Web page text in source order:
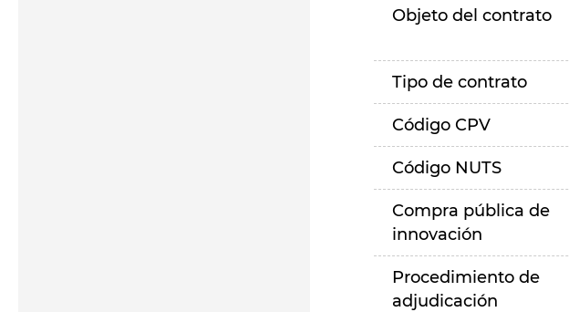
Objeto del contrato
Tipo de contrato
Código CPV
Código NUTS
Compra pública de
innovación
Procedimiento de
adjudicación